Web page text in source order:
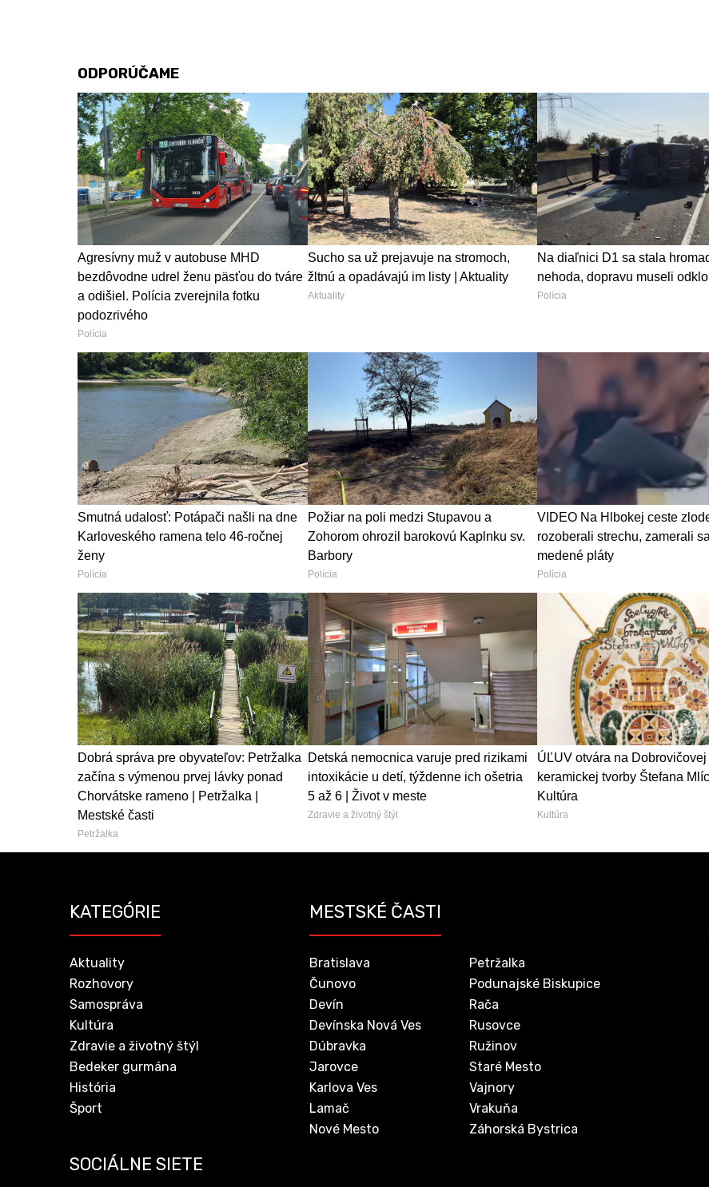
ODPORÚČAME
Agresívny muž v autobuse MHD
bezdôvodne udrel ženu päsťou do tváre
a odišiel. Polícia zverejnila fotku
podozrivého
Polícia
Sucho sa už prejavuje na stromoch,
žltnú a opadávajú im listy | Aktuality
Aktuality
Na diaľnici D1 sa stala
nehoda, dopravu museli
Polícia
Smutná udalosť: Potápači našli na dne
Karloveského ramena telo 46-ročnej
ženy
Polícia
Požiar na poli medzi Stupavou a
Zohorom ohrozil barokovú Kaplnku sv.
Barbory
Polícia
VIDEO Na Hlbokej ceste
rozoberali strechu, zamerali
medené pláty
Polícia
Dobrá správa pre obyvateľov: Petržalka
začína s výmenou prvej lávky ponad
Chorvátske rameno | Petržalka |
Mestské časti
Petržalka
Detská nemocnica varuje pred rizikami
intoxikácie u detí, týždenne ich ošetria
5 až 6 | Život v meste
Zdravie a životný štýl
ÚĽUV otvára na Dobrovičovej
keramickej tvorby Štefana
Kultúra
Kultúra
KATEGÓRIE
Aktuality
Rozhovory
Samospráva
Kultúra
Zdravie a životný štýl
Bedeker gurmána
História
Šport
MESTSKÉ ČASTI
Bratislava
Čunovo
Devín
Devínska Nová Ves
Dúbravka
Jarovce
Karlova Ves
Lamač
Nové Mesto
Petržalka
Podunajské Biskupice
Rača
Rusovce
Ružinov
Staré Mesto
Vajnory
Vrakuňa
Záhorská Bystrica
SOCIÁLNE SIETE